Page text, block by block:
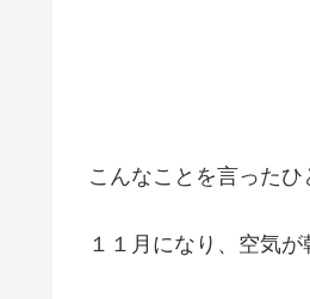
こんなことを言ったひ
１１月になり、空気が